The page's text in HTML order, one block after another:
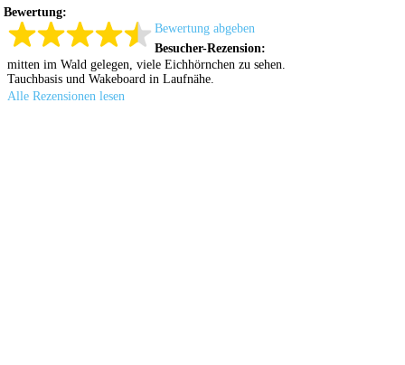
Bewertung:
Bewertung abgeben
Besucher-Rezension:
mitten im Wald gelegen, viele Eichhörnchen zu sehen.
Tauchbasis und Wakeboard in Laufnähe.
Alle Rezensionen lesen